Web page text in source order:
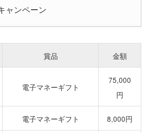
ャンペーン
賞品 金額
電子マネーギフト
75,000
円
電子マネーギフト 8,000円